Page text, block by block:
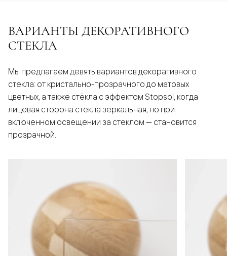
ВАРИАНТЫ ДЕКОРАТИВНОГО
СТЕКЛА
Мы предлагаем девять вариантов декоративного
стекла: от кристально-прозрачного до матовых
цветных, а также стёкла с эффектом Stopsol, когда
лицевая сторона стекла зеркальная, но при
включенном освещении за стеклом — становится
прозрачной.